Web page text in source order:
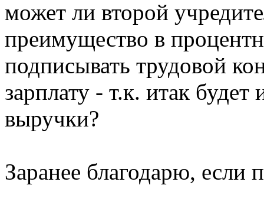
может ли второй
преимущество в
подписывать трудовой
зарплату - т.к. итак
выручки?
Заранее благодарю, если